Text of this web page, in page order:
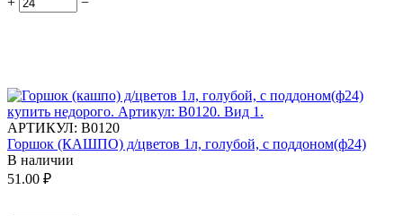
АРТИКУЛ: В0120
Горшок (КАШПО) д/цветов 1л, голубой, с поддоном(ф24)
В наличии
51.00 ₽